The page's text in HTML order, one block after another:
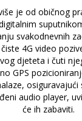
je od običnog
svakodnevnih
4G video
djeteta i čuti
GPS
osiguravajući
audio player,
će ih zabaviti.